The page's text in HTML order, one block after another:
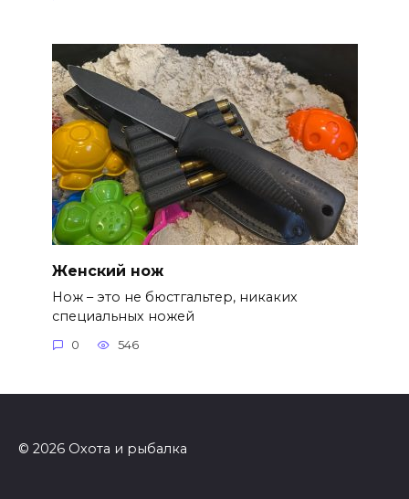
Женский нож
Нож – это не бюстгальтер, никаких
специальных ножей
0 546
© 2026 Охота и рыбалка